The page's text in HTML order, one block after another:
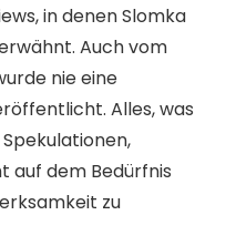
in denen Slomka
Auch vom
nie eine
Alles, was
auf dem Bedürfnis
zu